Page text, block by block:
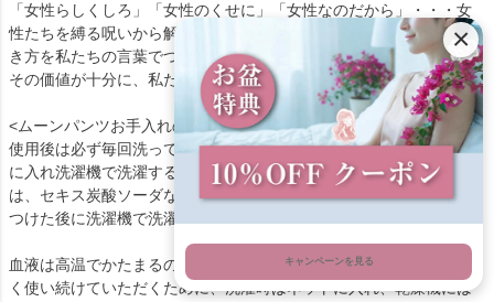
「女性らしくしろ」「女性のくせに」「女性なのだから」・・・女
性たちを縛る呪いから解き放たれて、私たちの理想とする社会、生
き方を私たちの言葉でつくっていきましょう。
その価値が十分に、私たちにはあるのですから。
<ムーンパンツお手入れの方法>
使用後は必ず毎回洗って下さい。経血を水でよく流した後、ネット
に入れ洗濯機で洗濯することをおすすめします。 *汚れが気になる時
は、セキス炭酸ソーダなどを小さじ一杯ほど溶かした水に15分ほど
つけた後に洗濯機で洗濯してください。
血液は高温でかたまるので、洗濯時はお湯を使わないで下さい。長
く使い続けていただくために、洗濯時はネットに入れ、乾燥機には
×
キャンペーンを見る